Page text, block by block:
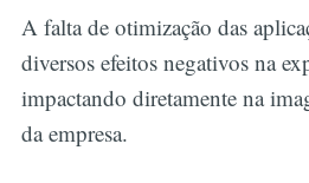
A falta de otimização das
diversos efeitos negativos na
impactando diretamente na
da empresa.